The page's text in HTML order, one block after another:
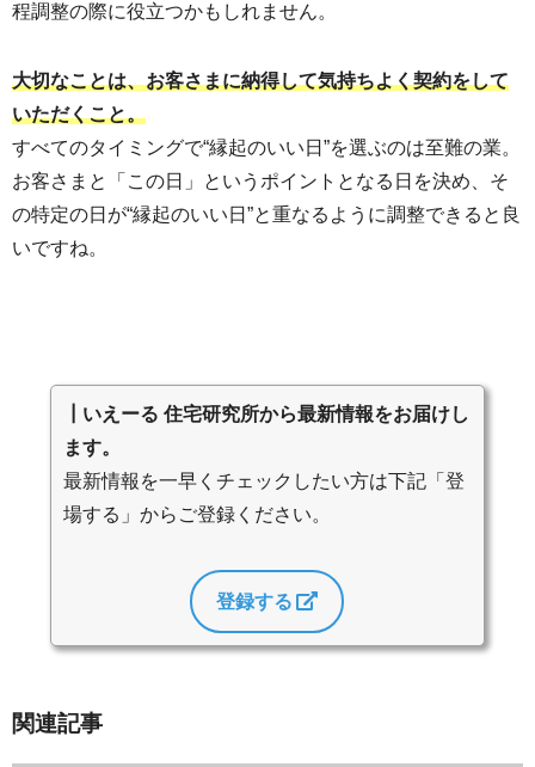
程調整の際に役立つかもしれません。
大切なことは、お客さまに納得して気持ちよく契約をして
いただくこと。
すべてのタイミングで“縁起のいい日”を選ぶのは至難の業。
お客さまと「この日」というポイントとなる日を決め、そ
の特定の日が“縁起のいい日”と重なるように調整できると良
いですね。
┃いえーる 住宅研究所から最新情報をお届けし
ます。
最新情報を一早くチェックしたい方は下記「登
場する」からご登録ください。
登録する
関連記事